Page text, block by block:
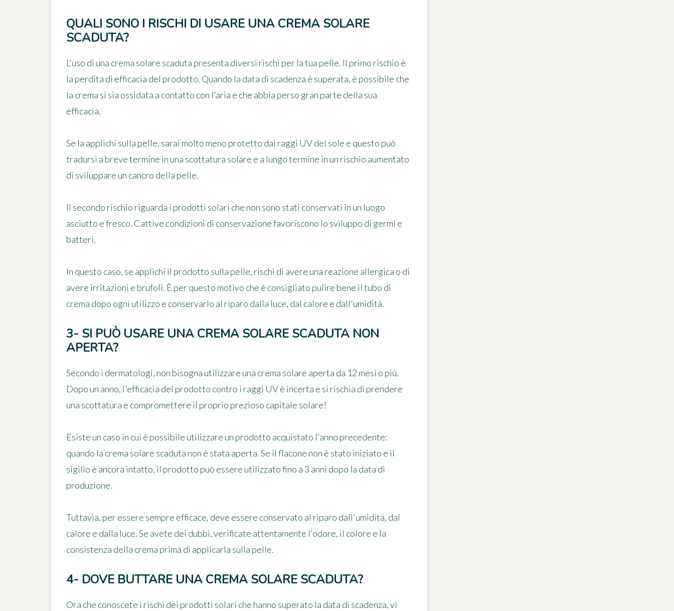
QUALI SONO I RISCHI DI USARE UNA CREMA SOLARE
SCADUTA?
L'uso di una crema solare scaduta presenta diversi rischi per la tua pelle. Il primo rischio è
la perdita di efficacia del prodotto. Quando la data di scadenza è superata, è possibile che
la crema si sia ossidata a contatto con l'aria e che abbia perso gran parte della sua
efficacia.
Se la applichi sulla pelle, sarai molto meno protetto dai raggi UV del sole e questo può
tradursi a breve termine in una scottatura solare e a lungo termine in un rischio aumentato
di sviluppare un cancro della pelle.
Il secondo rischio riguarda i prodotti solari che non sono stati conservati in un luogo
asciutto e fresco. Cattive condizioni di conservazione favoriscono lo sviluppo di germi e
batteri.
In questo caso, se applichi il prodotto sulla pelle, rischi di avere una reazione allergica o di
avere irritazioni e brufoli. È per questo motivo che è consigliato pulire bene il tubo di
crema dopo ogni utilizzo e conservarlo al riparo dalla luce, dal calore e dall'umidità.
3- SI PUÒ USARE UNA CREMA SOLARE SCADUTA NON
APERTA?
Secondo i dermatologi, non bisogna utilizzare una crema solare aperta da 12 mesi o più.
Dopo un anno, l'efficacia del prodotto contro i raggi UV è incerta e si rischia di prendere
una scottatura e compromettere il proprio prezioso capitale solare!
Esiste un caso in cui è possibile utilizzare un prodotto acquistato l'anno precedente:
quando la crema solare scaduta non è stata aperta. Se il flacone non è stato iniziato e il
sigillo è ancora intatto, il prodotto può essere utilizzatofino a 3 anni dopo la data di
produzione.
Tuttavia, per essere sempre efficace, deve essere conservato al riparo dall'umidità, dal
calore e dalla luce. Se avete dei dubbi, verificate attentamente l'odore, il colore e la
consistenza della crema prima di applicarla sulla pelle.
4- DOVE BUTTARE UNA CREMA SOLARE SCADUTA?
Ora che conoscete i rischi dei prodotti solari che hanno superato la data di scadenza, vi